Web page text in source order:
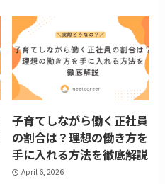
子育てしながら働く正社員
の割合は？理想の働き方を
手に入れる方法を徹底解説
April 6, 2026